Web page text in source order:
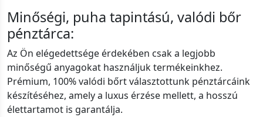
Minőségi, puha tapintású, valódi bőr
pénztárca:
Az Ön elégedettsége érdekében csak a legjobb
minőségű anyagokat használjuk termékeinkhez.
Prémium, 100% valódi bőrt választottunk pénztárcáink
készítéséhez, amely a luxus érzése mellett, a hosszú
élettartamot is garantálja.